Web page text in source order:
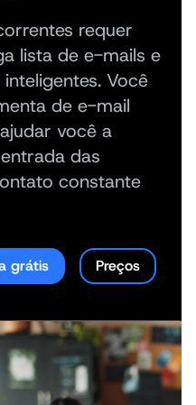
requer
lista de e-mails e
Você
de e-mail
você a
das
constante
grátis Preços